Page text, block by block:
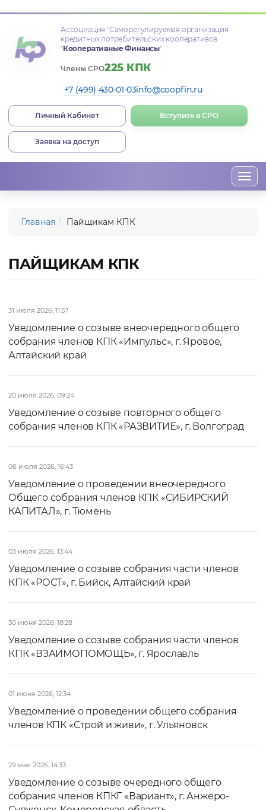
Ассоциация "Саморегулируемая организация
кредитных потребительских кооперативов
"Кооперативные Финансы"
Члены СРО225 КПК
+7 (499) 430-01-03info@coopfin.ru
Личный Кабинет Вступить в СРО
Заявка на доступ
Главная Пайщикам КПК
ПАЙЩИКАМ КПК
31 июля 2026, 11:57
Уведомление о созыве внеочередного общего
собрания членов КПК «Импульс», г. Яровое,
Алтайский край
20 июля 2026, 09:24
Уведомление о созыве повторного общего
собрания членов КПК «РАЗВИТИЕ», г. Волгоград
06 июля 2026, 16:43
Уведомление о проведении внеочередного
Общего собрания членов КПК «СИБИРСКИЙ
КАПИТАЛ», г. Тюмень
03 июля 2026, 13:44
Уведомление о созыве собрания части членов
КПК «РОСТ», г. Бийск, Алтайский край
30 июня 2026, 18:28
Уведомление о созыве собрания части членов
КПК «ВЗАИМОПОМОЩЬ», г. Ярославль
01 июня 2026, 12:34
Уведомление о проведении общего собрания
членов КПК «Строй и живи», г. Ульяновск
29 мая 2026, 14:33
Уведомление о созыве очередного общего
собрания членов КПКГ «Вариант», г. Анжеро-